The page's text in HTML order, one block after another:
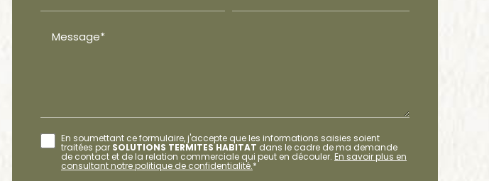
Message*
En soumettant ce formulaire, j'accepte que les informations saisies soient
traitées par SOLUTIONS TERMITES HABITAT dans le cadre de ma demande
de contact et de la relation commerciale qui peut en découler. En savoir plus en
consultant notre politique de confidentialité.*